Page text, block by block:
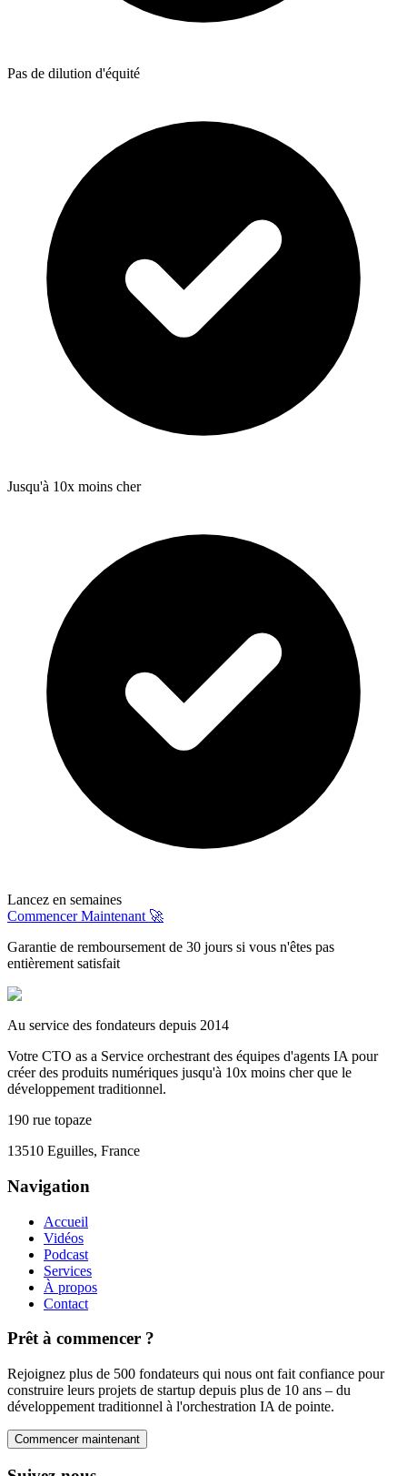
Pas de dilution d'équité
Jusqu'à 10x moins cher
Lancez en semaines
Commencer Maintenant 🚀
Garantie de remboursement de 30 jours si vous n'êtes pas
entièrement satisfait
Au service des fondateurs depuis 2014
Votre CTO as a Service orchestrant des équipes d'agents IA pour
créer des produits numériques jusqu'à 10x moins cher que le
développement traditionnel.
190 rue topaze
13510 Eguilles, France
Navigation
Accueil
Vidéos
Podcast
Services
À propos
Contact
Prêt à commencer ?
Rejoignez plus de 500 fondateurs qui nous ont fait confiance pour
construire leurs projets de startup depuis plus de 10 ans – du
développement traditionnel à l'orchestration IA de pointe.
Commencer maintenant